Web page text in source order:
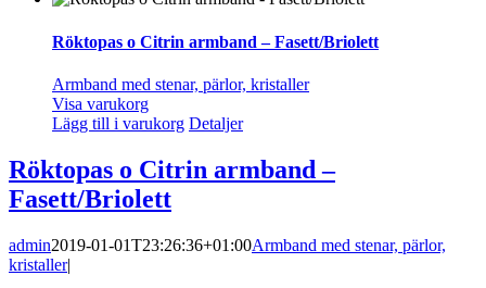
Röktopas o Citrin armband – Fasett/Briolett
Armband med stenar, pärlor, kristaller
Visa varukorg
Lägg till i varukorg Detaljer
Röktopas o Citrin armband –
Fasett/Briolett
admin2019-01-01T23:26:36+01:00Armband med stenar, pärlor,
kristaller|